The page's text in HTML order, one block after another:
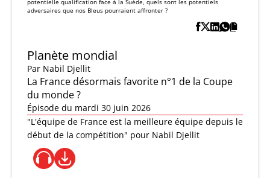
potentielle qualification face à la Suède, quels sont les potentiels
adversaires que nos Bleus pourraient affronter ?
Planète mondial
Par Nabil Djellit
La France désormais favorite n°1 de la Coupe
du monde ?
Épisode du mardi 30 juin 2026
"L'équipe de France est la meilleure équipe depuis le
début de la compétition" pour Nabil Djellit